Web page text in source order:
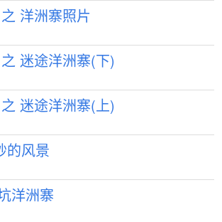
洋洲寨照片
迷途洋洲寨(下)
迷途洋洲寨(上)
的风景
洋洲寨